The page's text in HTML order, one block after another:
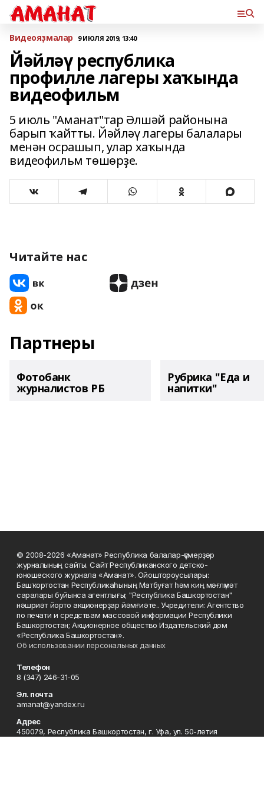
Bидеояҙмалар 9 ИЮЛЯ 2019, 13:40
Йәйләү республика
профилле лагеры хаҡында
видеофильм
5 июль "Аманат"тар Әлшәй районына
барып ҡайтты. Йәйләү лагеры балалары
менән осрашып, улар хаҡында
видеофильм төшөрҙе.
Читайте нас
Партнеры
Фотобанк
журналистов РБ
Рубрика "Еда и
напитки"
© 2008-2026 «Аманат» Республика балалар-үҫмерҙәр
журналының сайты. Сайт Республиканского детско-
юношеского журнала «Аманат». Ойоштороусылары:
Башҡортостан Республикаһының Матбуғат һәм киң мәғлүмәт
саралары буйынса агентлығы; "Республика Башкортостан"
нәшриәт йорто акционерҙар йәмғиәте.. Учредители: Агентство
по печати и средствам массовой информации Республики
Башкортостан; Акционерное общество Издательский дом
«Республика Башкортостан».
Об использовании персональных данных
Телефон
8 (347) 246-31-05
Эл. почта
amanat@yandex.ru
Адрес
450079, Республика Башкортостан, г. Уфа, ул. 50-летия